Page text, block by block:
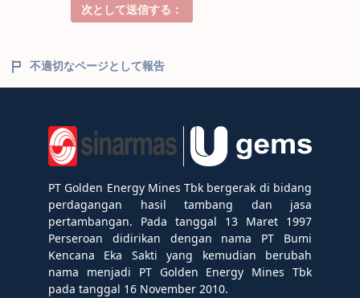
次として送信する：
不適切なページとして報告
PT Golden Energy Mines Tbk bergerak di bidang
perdagangan hasil tambang dan jasa
pertambangan. Pada tanggal 13 Maret 1997
Perseroan didirikan dengan nama PT Bumi
Kencana Eka Sakti yang kemudian berubah
nama menjadi PT Golden Energy Mines Tbk
pada tanggal 16 November 2010.